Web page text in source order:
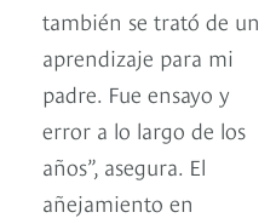
también se trató de un
aprendizaje para mi
padre. Fue ensayo y
error a lo largo de los
años”, asegura. El
añejamiento en